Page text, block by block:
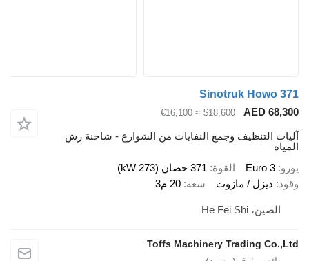
Sinotruk Howo 371
AED 68,300
$18,600
≈ €16,100
آليات التنظيف وجمع النفايات من الشوارع - شاحنة رش
المياه
يورو Euro 3 القوة 371 حصان (273 kW)
وقود ديزل / مازوت سعة 20 م3
الصين، He Fei Shi
Toffs Machinery Trading Co.,Ltd